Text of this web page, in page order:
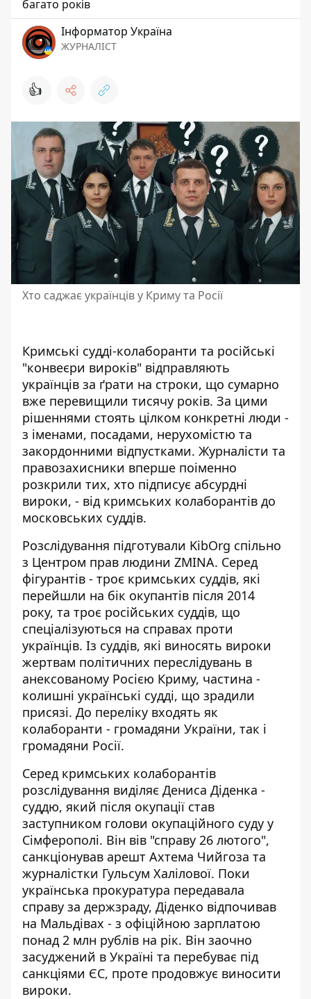
багато років
Інформатор Україна
ЖУРНАЛІСТ
👍
Хто саджає українців у Криму та Росії
Кримські судді-колаборанти та російські
"конвеєри вироків" відправляють
українців за ґрати на строки, що сумарно
вже перевищили тисячу років. За цими
рішеннями стоять цілком конкретні люди -
з іменами, посадами, нерухомістю та
закордонними відпустками. Журналісти та
правозахисники вперше поіменно
розкрили тих, хто підписує абсурдні
вироки, - від кримських колаборантів до
московських суддів.
Розслідування підготували KibOrg спільно
з Центром прав людини ZMINA. Серед
фігурантів - троє кримських суддів, які
перейшли на бік окупантів після 2014
року, та троє російських суддів, що
спеціалізуються на справах проти
українців. Із суддів, які виносять вироки
жертвам політичних переслідувань в
анексованому Росією Криму, частина -
колишні українські судді, що зрадили
присязі. До переліку входять як
колаборанти - громадяни України, так і
громадяни Росії.
Серед кримських колаборантів
розслідування виділяє Дениса Діденка -
суддю, який після окупації став
заступником голови окупаційного суду у
Сімферополі. Він вів "справу 26 лютого",
санкціонував арешт Ахтема Чийгоза та
журналістки Гульсум Халілової. Поки
українська прокуратура передавала
справу за держзраду, Діденко відпочивав
на Мальдівах - з офіційною зарплатою
понад 2 млн рублів на рік. Він заочно
засуджений в Україні та перебуває під
санкціями ЄС, проте продовжує виносити
вироки.